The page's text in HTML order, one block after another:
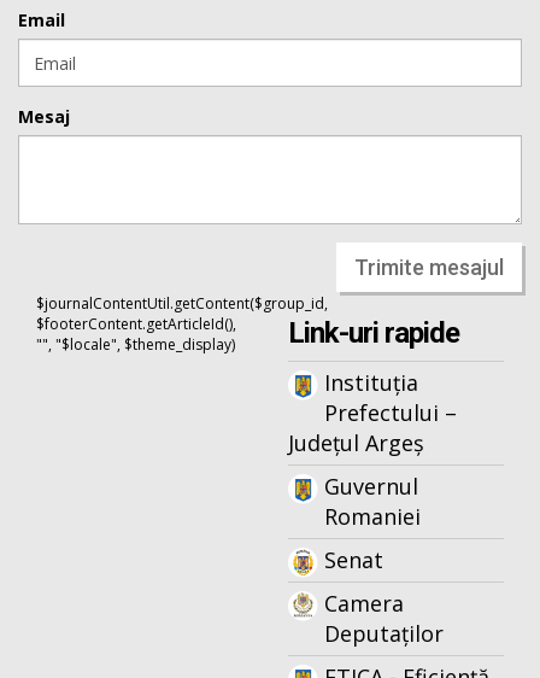
Email
Mesaj
Trimite mesajul
$journalContentUtil.getContent($group_id,
$footerContent.getArticleId(),
"", "$locale", $theme_display)
Link-uri rapide
Instituția
Prefectului –
Județul Argeș
Guvernul
Romaniei
Senat
Camera
Deputaților